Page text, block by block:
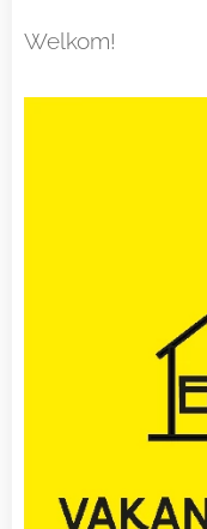
Welkom!